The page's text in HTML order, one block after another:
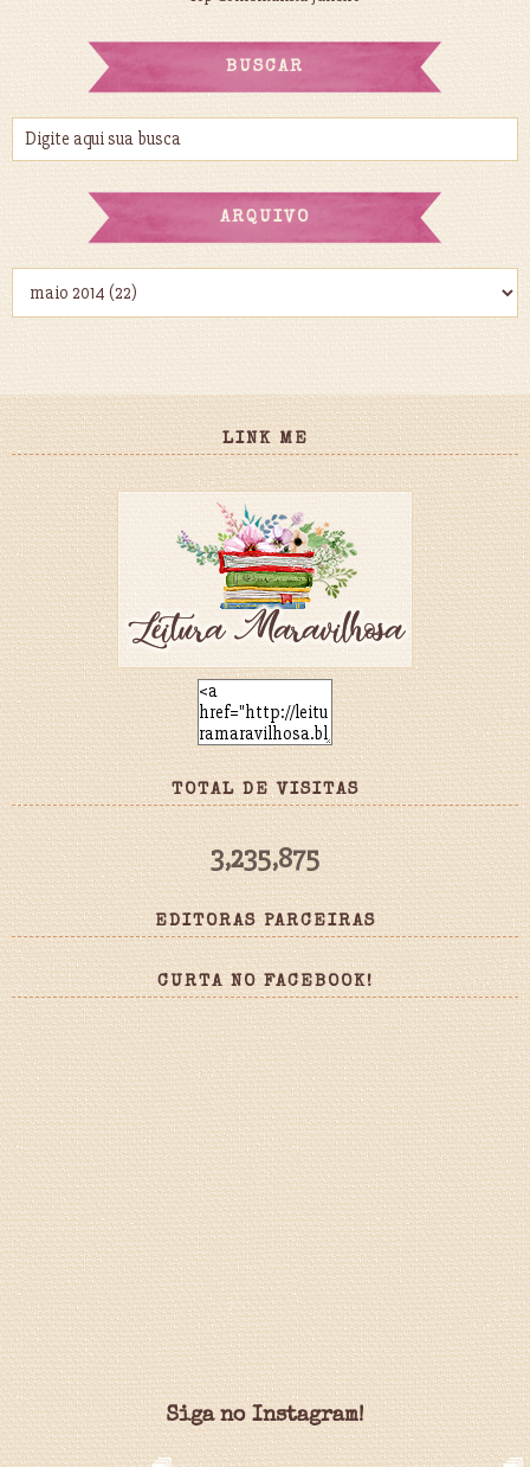
BUSCAR
ARQUIVO
LINK ME
TOTAL DE VISITAS
3,235,875
EDITORAS PARCEIRAS
CURTA NO FACEBOOK!
Siga no Instagram!